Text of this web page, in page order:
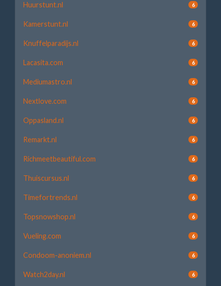
Huurstunt.nl 6
Kamerstunt.nl 6
Knuffelparadijs.nl 6
Lacasita.com 6
Mediumastro.nl 6
Nextlove.com 6
Oppasland.nl 6
Remarkt.nl 6
Richmeetbeautiful.com 6
Thuiscursus.nl 6
Timefortrends.nl 6
Topsnowshop.nl 6
Vueling.com 6
Condoom-anoniem.nl 6
Watch2day.nl 6